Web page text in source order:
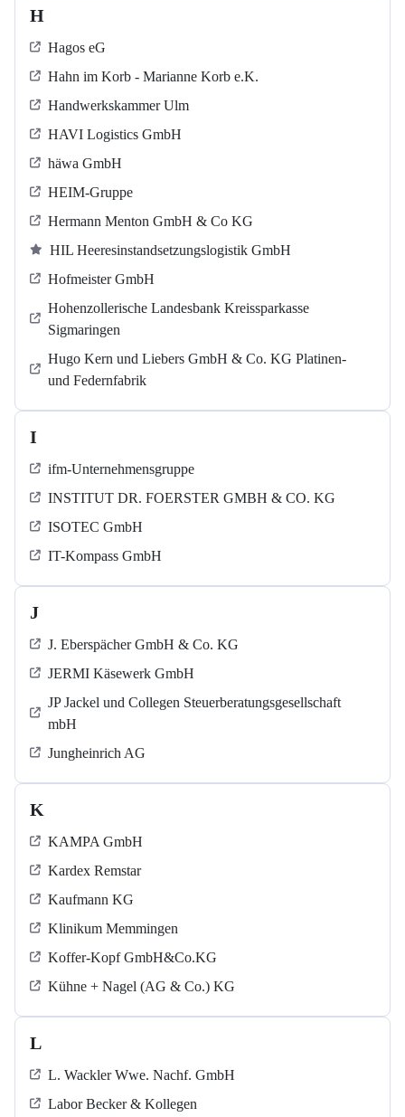
H
Hagos eG
Hahn im Korb - Marianne Korb e.K.
Handwerkskammer Ulm
HAVI Logistics GmbH
häwa GmbH
HEIM-Gruppe
Hermann Menton GmbH & Co KG
HIL Heeresinstandsetzungslogistik GmbH
Hofmeister GmbH
Hohenzollerische Landesbank Kreissparkasse
Sigmaringen
Hugo Kern und Liebers GmbH & Co. KG Platinen-
und Federnfabrik
I
ifm-Unternehmensgruppe
INSTITUT DR. FOERSTER GMBH & CO. KG
ISOTEC GmbH
IT-Kompass GmbH
J
J. Eberspächer GmbH & Co. KG
JERMI Käsewerk GmbH
JP Jackel und Collegen Steuerberatungsgesellschaft
mbH
Jungheinrich AG
K
KAMPA GmbH
Kardex Remstar
Kaufmann KG
Klinikum Memmingen
Koffer-Kopf GmbH&Co.KG
Kühne + Nagel (AG & Co.) KG
L
L. Wackler Wwe. Nachf. GmbH
Labor Becker & Kollegen